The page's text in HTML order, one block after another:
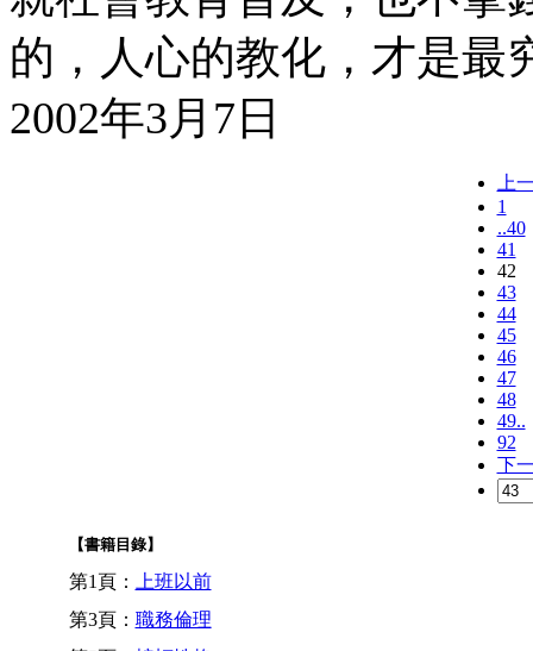
的，人心的教化，才是最
2002年3月7日
上
1
..40
41
42
43
44
45
46
47
48
49..
92
下
【書籍目錄】
第1頁：
上班以前
第3頁： 職務倫理